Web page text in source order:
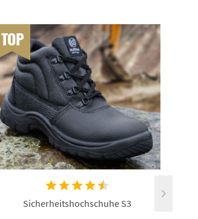
TOP
Sicherheitshochschuhe S3